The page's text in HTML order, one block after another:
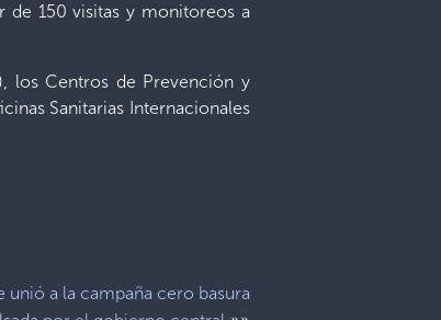
de 150 visitas y monitoreos a
los Centros de Prevención y
Sanitarias Internacionales
unió a la campaña cero basura